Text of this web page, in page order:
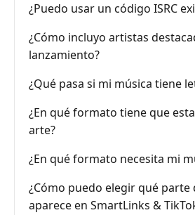
¿Puedo usar un código ISRC
¿Cómo incluyo artistas
lanzamiento?
¿Qué pasa si mi música tiene
¿En qué formato tiene que
arte?
¿En qué formato necesita mi
¿Cómo puedo elegir qué parte
aparece en SmartLinks &